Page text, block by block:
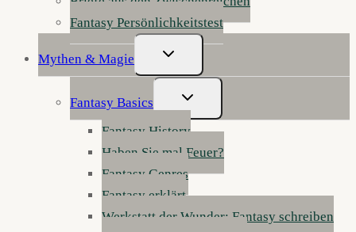
Fantasy Persönlichkeitstest
Mythen & Magie
Untermenü
Umschalten
Fantasy Basics
Untermenü
Umschalten
Fantasy History
Haben Sie mal Feuer?
Fantasy Genres
Fantasy erklärt
Werkstatt der Wunder: Fantasy schreiben